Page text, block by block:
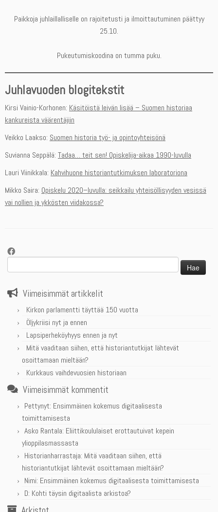
Paikkoja juhlaillalliselle on rajoitetusti ja ilmoittautuminen päättyy
25.10.
Pukeutumiskoodina on tumma puku.
Juhlavuoden blogitekstit
Kirsi Vainio-Korhonen: Käsitöistä leivän lisää – Suomen historiaa
kankureista väärentäjiin
Veikko Laakso: Suomen historia työ- ja opintoyhteisönä
Suvianna Seppälä: Tadaa… teit sen! Opiskelija-aikaa 1990-luvulla
Lauri Viinikkala: Kahvihuone historiantutkimuksen laboratoriona
Mikko Saira: Opiskelu 2020–luvulla: seikkailu yhteisöllisyyden vesissä
vai nollien ja ykkösten viidakossa?
Viimeisimmät artikkelit
Kirkon parlamentti täyttää 150 vuotta
Öljykriisi nyt ja ennen
Lapsiperheköyhyys ennen ja nyt
Mitä vaaditaan siihen, että historiantutkijat lähtevät
osoittamaan mieltään?
Kurkkaus vaihdevuosien historiaan
Viimeisimmät kommentit
Pettynyt: Ensimmäinen kokemus digitaalisesta
toimittamisesta
Asko Rantala: Eliittikoululaiset erottautuivat kepein
ylioppilasmassasta
Historianharrastaja: Mitä vaaditaan siihen, että
historiantutkijat lähtevät osoittamaan mieltään?
Nimi: Ensimmäinen kokemus digitaalisesta toimittamisesta
D: Kohti täysin digitaalista arkistoa?